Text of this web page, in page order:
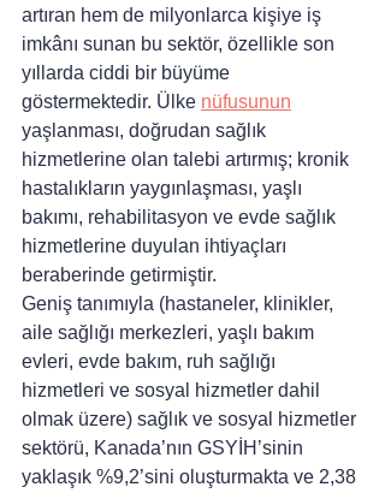
artıran hem de milyonlarca kişiye iş
imkânı sunan bu sektör, özellikle son
yıllarda ciddi bir büyüme
göstermektedir. Ülke nüfusunun
yaşlanması, doğrudan sağlık
hizmetlerine olan talebi artırmış; kronik
hastalıkların yaygınlaşması, yaşlı
bakımı, rehabilitasyon ve evde sağlık
hizmetlerine duyulan ihtiyaçları
beraberinde getirmiştir.
Geniş tanımıyla (hastaneler, klinikler,
aile sağlığı merkezleri, yaşlı bakım
evleri, evde bakım, ruh sağlığı
hizmetleri ve sosyal hizmetler dahil
olmak üzere) sağlık ve sosyal hizmetler
sektörü, Kanada’nın GSYİH’sinin
yaklaşık %9,2’sini oluşturmakta ve 2,38